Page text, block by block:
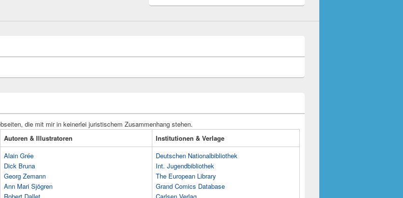
die mit mir in keinerlei juristischem Zusammenhang stehen.
Autoren & Illustratoren
Institutionen & Verlage
Alain Grée
Dick Bruna
Georg Zemann
Ann Mari Sjögren
Deutschen Nationalbibliothek
Int. Jugendbibliothek
The European Library
Grand Comics Database